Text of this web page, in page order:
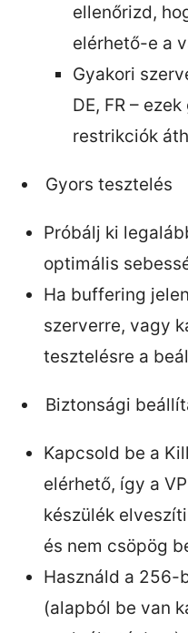
ellenőrizd,
elérhető-e a
Gyakori
DE, FR –
restrikciók
Gyors tesztelés
Próbálj ki
optimális
Ha buffering
szerverre, vagy
tesztelésre a
Biztonsági
Kapcsold be a
elérhető, így a
készülék
és nem csöpög
Használd a 256-
(alapból be van